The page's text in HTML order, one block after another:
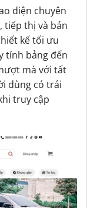
diện chuyên
tiếp thị và bán
kế tối ưu
tính bảng đến
mà với tất
dùng có trải
truy cập